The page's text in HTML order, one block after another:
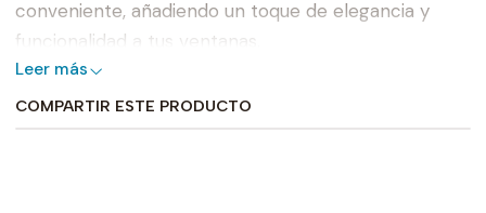
conveniente, añadiendo un toque de elegancia y
funcionalidad a tus ventanas.
forma rápida y sencilla, sin necesidad de realizar
Leer más
COMPARTIR ESTE PRODUCTO